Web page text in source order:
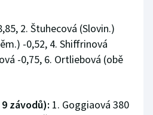
2. Štuhecová (Slovin.)
-0,52, 4. Shiffrinová
-0,75, 6. Ortliebová (obě
závodů): 1. Goggiaová 380